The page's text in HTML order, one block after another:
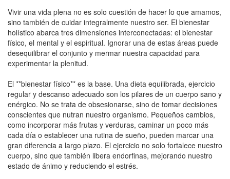
Vivir una vida plena no es solo cuestión de hacer lo que amamos,
sino también de cuidar integralmente nuestro ser. El bienestar
holístico abarca tres dimensiones interconectadas: el bienestar
físico, el mental y el espiritual. Ignorar una de estas áreas puede
desequilibrar el conjunto y mermar nuestra capacidad para
experimentar la plenitud.
El **bienestar físico** es la base. Una dieta equilibrada, ejercicio
regular y descanso adecuado son los pilares de un cuerpo sano y
enérgico. No se trata de obsesionarse, sino de tomar decisiones
conscientes que nutran nuestro organismo. Pequeños cambios,
como incorporar más frutas y verduras, caminar un poco más
cada día o establecer una rutina de sueño, pueden marcar una
gran diferencia a largo plazo. El ejercicio no solo fortalece nuestro
cuerpo, sino que también libera endorfinas, mejorando nuestro
estado de ánimo y reduciendo el estrés.